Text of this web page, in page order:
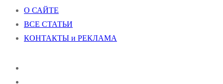
О САЙТЕ
ВСЕ СТАТЬИ
КОНТАКТЫ и РЕКЛАМА